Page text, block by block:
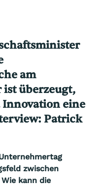
am
überzeugt,
Innovation eine
Patrick
zwischen
kann die